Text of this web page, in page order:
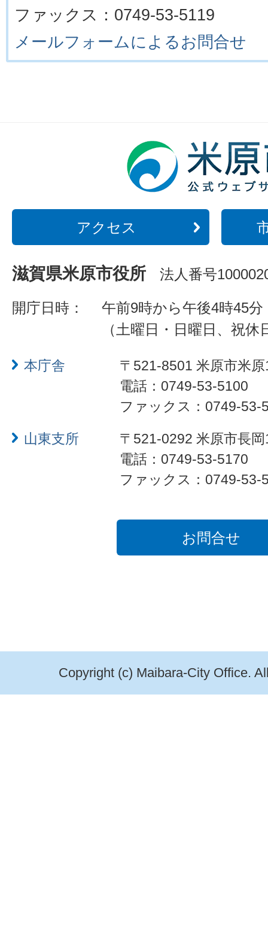
ファックス：0749-53-5119
メールフォームによるお問合せ
アクセス
滋賀県米原市役所 法人番号
開庁日時：
午前9時から午後4時45分
（土曜日・日曜日、祝
本庁舎
〒521-8501 米原市米
電話：0749-53-5100
ファックス：0749-53-
山東支所
〒521-0292 米原市長
電話：0749-53-5170
ファックス：0749-53-
お問合せ
Copyright (c) Maibara-City Office.